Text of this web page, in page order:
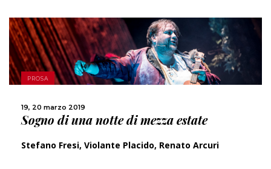
PROSA
19, 20 marzo 2019
Sogno di una notte di mezza estate
Stefano Fresi, Violante Placido, Renato Arcuri
SCOPRI DI PIÙ